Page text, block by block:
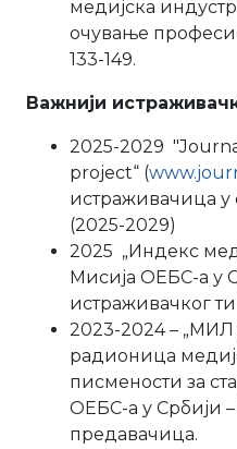
медијска
очување
133-149.
Важнији
2025-2029
project“ (
истраживачица у
(2025-2029)
2025 „Индекс
Мисија ОЕБС-а у
истраживачког
2023-2024 – „МИЛ
радионица
писмености за
ОЕБС-а у Србији
предавачица.